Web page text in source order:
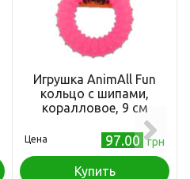
Игрушка AnimAll Fun
кольцо с шипами,
коралловое, 9 см
Цена 97.00 грн
Купить